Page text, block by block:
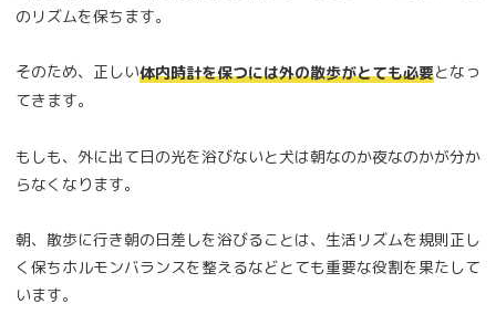
のリズムを保ちます。
そのため、正しい体内時計を保つには外の散歩がとても必要となっ
てきます。
もしも、外に出て日の光を浴びないと犬は朝なのか夜なのかが分か
らなくなります。
朝、散歩に行き朝の日差しを浴びることは、生活リズムを規則正し
く保ちホルモンバランスを整えるなどとても重要な役割を果たして
います。